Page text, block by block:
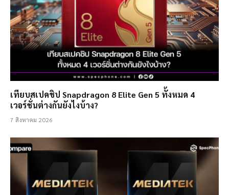
เทียบสเปคชิป Snapdragon 8 Elite Gen 5 ทั้งหมด 4
เวอร์ชั่นต่างกันยังไงบ้าง?
7 สิงหาคม 2026